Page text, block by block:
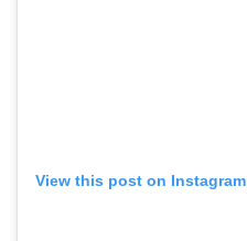
View this post on Instagram